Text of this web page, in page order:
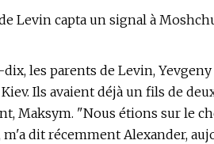
Levin capta un signal à
les parents de Levin,
Ils avaient déjà un fils de
Maksym. "Nous étions sur le
dit récemment Alexander,